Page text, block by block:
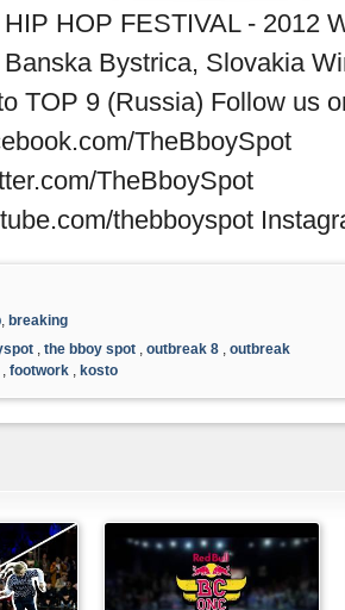
HOP FESTIVAL - 2012
Bystrica, Slovakia
TOP 9 (Russia) Follow us
TheBboySpot
TheBboySpot
thebboyspot
, breaking
, the bboy spot , outbreak 8 , outbreak
, footwork , kosto